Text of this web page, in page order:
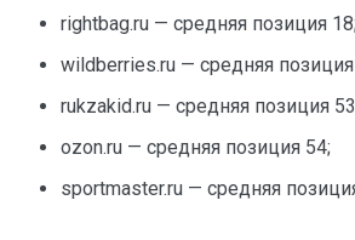
rightbag.ru — средняя позиция
wildberries.ru — средняя
rukzakid.ru — средняя позиция
ozon.ru — средняя позиция 54;
sportmaster.ru — средняя